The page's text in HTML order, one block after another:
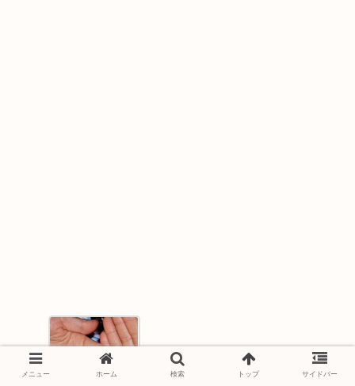
世界一小さい赤ちゃんはアメリカの女
の子！日本で一番小さい赤ちゃんは？
メニュー ホーム 検索 トップ サイドバー